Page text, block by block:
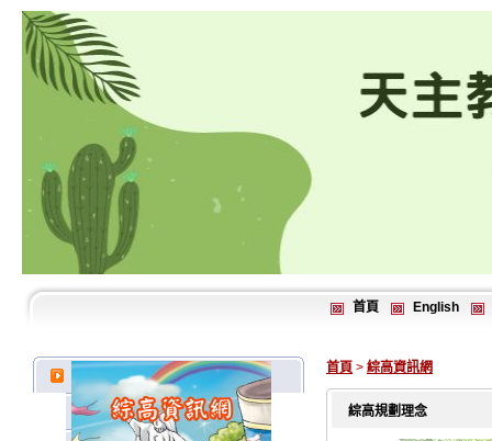
首頁 English
首頁 > 綜高資訊網
綜高規劃理念